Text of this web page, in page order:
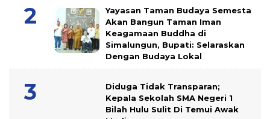
Yayasan Taman Budaya Semesta
Akan Bangun Taman Iman
Keagamaan Buddha di
Simalungun, Bupati: Selaraskan
Dengan Budaya Lokal
Diduga Tidak Transparan;
Kepala Sekolah SMA Negeri 1
Bilah Hulu Sulit Di Temui Awak